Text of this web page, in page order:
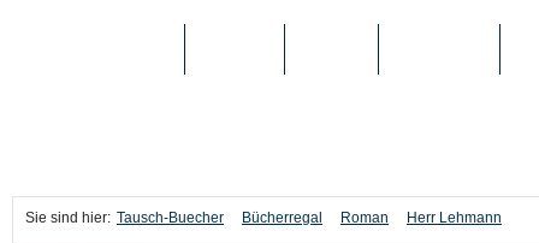
Sie sind hier: Tausch-Buecher Bücherregal Roman Herr Lehmann